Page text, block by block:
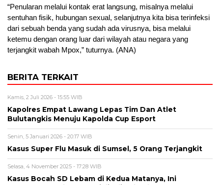
“Penularan melalui kontak erat langsung, misalnya melalui
sentuhan fisik, hubungan sexual, selanjutnya kita bisa terinfeksi
dari sebuah benda yang sudah ada virusnya, bisa melalui
ketemu dengan orang luar dari wilayah atau negara yang
terjangkit wabah Mpox,” tuturnya. (ANA)
BERITA TERKAIT
Kamis, 2 Juli 2026 - 15:55 WIB
Kapolres Empat Lawang Lepas Tim Dan Atlet
Bulutangkis Menuju Kapolda Cup Esport
Senin, 5 Januari 2026 - 20:17 WIB
Kasus Super Flu Masuk di Sumsel, 5 Orang Terjangkit
Selasa, 4 November 2025 - 17:28 WIB
Kasus Bocah SD Lebam di Kedua Matanya, Ini